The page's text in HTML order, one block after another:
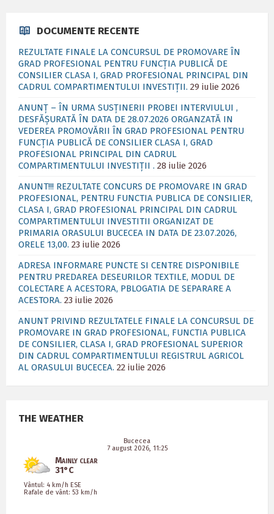
DOCUMENTE RECENTE
REZULTATE FINALE LA CONCURSUL DE PROMOVARE ÎN
GRAD PROFESIONAL PENTRU FUNCȚIA PUBLICĂ DE
CONSILIER CLASA I, GRAD PROFESIONAL PRINCIPAL DIN
CADRUL COMPARTIMENTULUI INVESTIȚII. 29 iulie 2026
ANUNȚ – ÎN URMA SUSȚINERII PROBEI INTERVIULUI ,
DESFĂȘURATĂ ÎN DATA DE 28.07.2026 ORGANZATĂ IN
VEDEREA PROMOVĂRII ÎN GRAD PROFESIONAL PENTRU
FUNCȚIA PUBLICĂ DE CONSILIER CLASA I, GRAD
PROFESIONAL PRINCIPAL DIN CADRUL
COMPARTIMENTULUI INVESTIȚII . 28 iulie 2026
ANUNT!!! REZULTATE CONCURS DE PROMOVARE IN GRAD
PROFESIONAL, PENTRU FUNCTIA PUBLICA DE CONSILIER,
CLASA I, GRAD PROFESIONAL PRINCIPAL DIN CADRUL
COMPARTIMENTULUI INVESTITII ORGANIZAT DE
PRIMARIA ORASULUI BUCECEA IN DATA DE 23.07.2026,
ORELE 13,00. 23 iulie 2026
ADRESA INFORMARE PUNCTE SI CENTRE DISPONIBILE
PENTRU PREDAREA DESEURILOR TEXTILE, MODUL DE
COLECTARE A ACESTORA, PBLOGATIA DE SEPARARE A
ACESTORA. 23 iulie 2026
ANUNT PRIVIND REZULTATELE FINALE LA CONCURSUL DE
PROMOVARE IN GRAD PROFESIONAL, FUNCTIA PUBLICA
DE CONSILIER, CLASA I, GRAD PROFESIONAL SUPERIOR
DIN CADRUL COMPARTIMENTULUI REGISTRUL AGRICOL
AL ORASULUI BUCECEA. 22 iulie 2026
THE WEATHER
Bucecea
7 august 2026, 11:25
Mainly clear
31°C
Vântul: 4 km/h ESE
Rafale de vânt: 53 km/h